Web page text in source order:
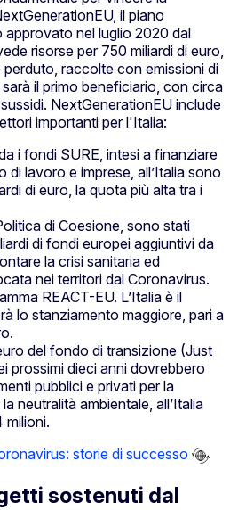
il piano
nel luglio 2020 dal
risorse per 750 miliardi di euro,
raccolte con emissioni di
sarà il primo beneficiario, con circa
NextGenerationEU include
importanti per l'Italia:
i fondi SURE, intesi a finanziare
di lavoro e imprese, all’Italia sono
di euro, la quota più alta tra i
di Coesione, sono stati
di fondi europei aggiuntivi da
la crisi sanitaria ed
nei territori dal Coronavirus.
REACT-EU. L’Italia è il
lo stanziamento maggiore, pari a
del fondo di transizione (Just
prossimi dieci anni dovrebbero
pubblici e privati per la
neutralità ambientale, all’Italia
storie di successo
sostenuti dal